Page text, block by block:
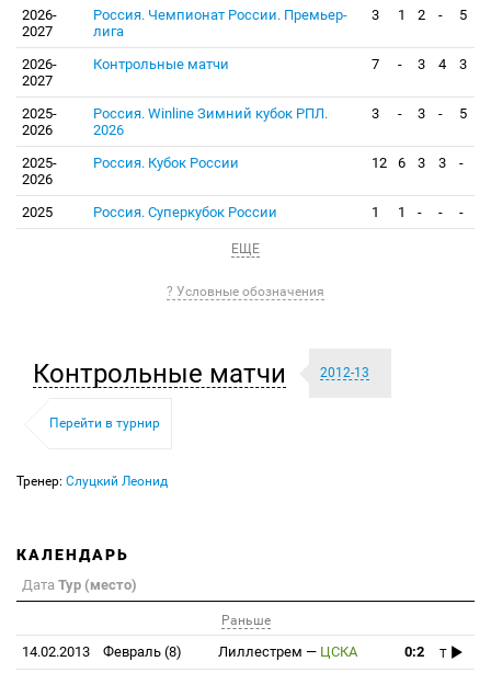
2026-
2027
Россия. Чемпионат России. Премьер-
лига
3 1 2 - 5
2026-
2027
Контрольные матчи 7 - 3 4 3
2025-
2026
Россия. Winline Зимний кубок РПЛ.
2026
3 - 3 - 5
2025-
2026
Россия. Кубок России 12 6 3 3 -
2025 Россия. Суперкубок России 1 1 - - -
ЕЩЕ
? Условные обозначения
Контрольные матчи 2012-13
Перейти в турнир
Тренер: Слуцкий Леонид
КАЛЕНДАРЬ
Дата Тур (место)
Раньше
14.02.2013 Февраль (8) Лиллестрем — ЦСКА 0:2 T